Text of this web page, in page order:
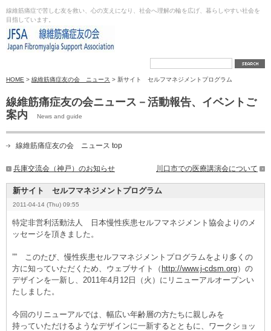
線維筋痛症で苦しむ友を救い、心の支えになり、社会へ理解の輪を広げ、暮らしやすい社会を
目指しています。
HOME > 線維筋痛症友の会 ニュース > 新サイト セルフマネジメントプログラム
線維筋痛症友の会ニュース－活動報告、イベントご
案内
News and guide
線維筋痛症友の会 ニュース top
兵庫交流会（神戸）のお知らせ 川口市での医療講演会について
新サイト セルフマネジメントプログラム
2011-04-14 (Thu) 09:55
特定非営利活動法人 日本慢性疾患セルフマネジメント協会よりのメ
ッセージを頂きました。
”” このたび、慢性疾患セルフマネジメントプログラムをより多くの
方に知っていただくため、ウェブサイト（ http://www.j-cdsm.org）の
デザインを一新し、2011年4月12日（火）にリニューアルオープンい
たしました。
今回のリニューアルでは、幅広い年齢層の方たちに親しみを
持っていただけるようなデザインに一新するとともに、ワークショッ